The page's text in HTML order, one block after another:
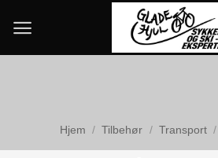
content
Hjem / Tilbehør / Transport /